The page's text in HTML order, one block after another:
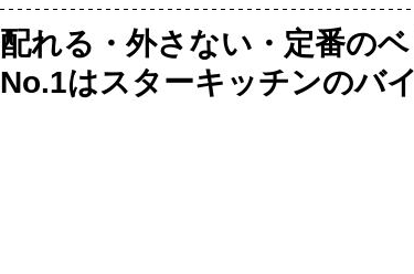
配れる・外さない・定番の
No.1はスターキッチンのバ